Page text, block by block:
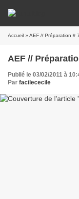
Accueil » AEF // Préparation # 7
AEF //
Publié le 03/02/2011 à
Par facilececile